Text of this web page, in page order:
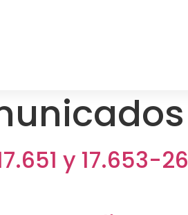
y 17.653-